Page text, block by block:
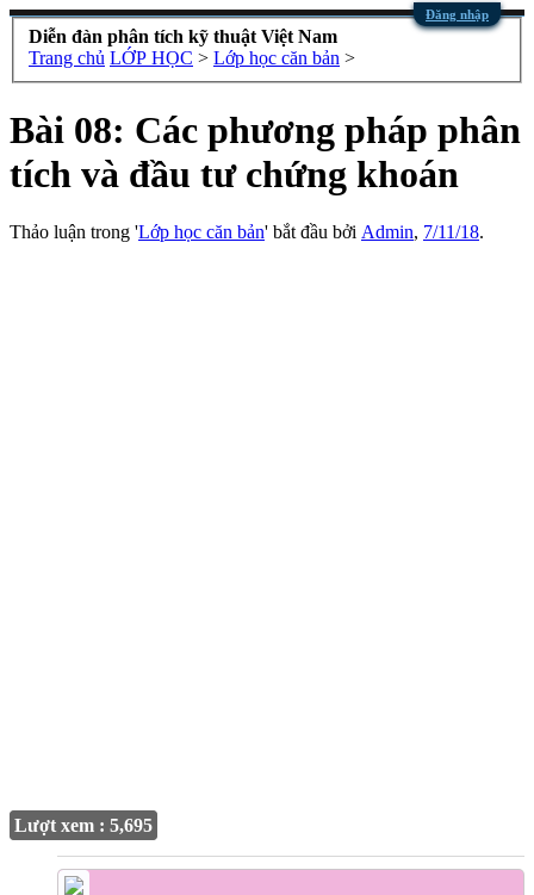
Đăng nhập
Diễn đàn phân tích kỹ thuật Việt Nam
Trang chủ LỚP HỌC > Lớp học căn bản >
Bài 08: Các phương pháp phân
tích và đầu tư chứng khoán
Thảo luận trong 'Lớp học căn bản' bắt đầu bởi Admin, 7/11/18.
Lượt xem : 5,695